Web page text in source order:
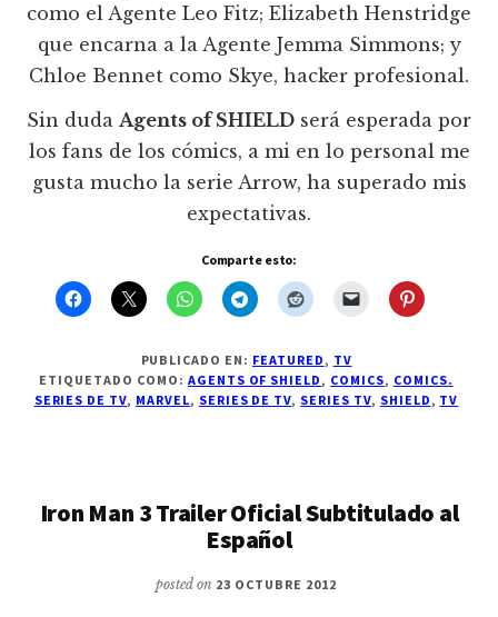
como el Agente Leo Fitz; Elizabeth Henstridge
que encarna a la Agente Jemma Simmons; y
Chloe Bennet como Skye, hacker profesional.
Sin duda Agents of SHIELD será esperada por
los fans de los cómics, a mi en lo personal me
gusta mucho la serie Arrow, ha superado mis
expectativas.
Comparte esto:
PUBLICADO EN: FEATURED , TV
ETIQUETADO COMO: AGENTS OF SHIELD , COMICS, COMICS.
SERIES DE TV, MARVEL, SERIES DE TV, SERIES TV, SHIELD , TV
Iron Man 3 Trailer Oficial Subtitulado al
Español
posted on 23 OCTUBRE 2012